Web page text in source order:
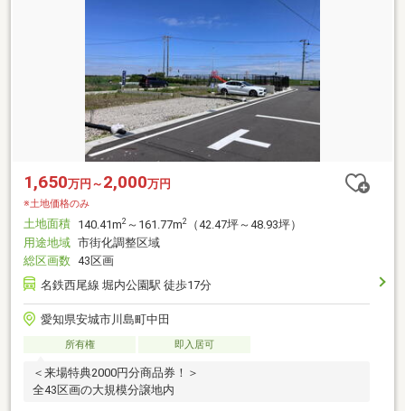
1,650万円～ 2,000万円
※土地価格のみ
土地面積 140.41m2 ～161.77m2
（42.47坪～48.93坪）
用途地域 市街化調整区域
総区画数 43区画
名鉄西尾線 堀内公園駅 徒歩17分
愛知県安城市川島町中田
所有権 即入居可
＜来場特典2000円分商品券！＞
全43区画の大規模分譲地内